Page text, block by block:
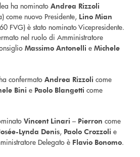
ha nominato Andrea Rizzoli
come nuovo Presidente, Lino Mian
FVG) è stato nominato Vicepresidente.
nel ruolo di Amministratore
Massimo Antonelli e Michele
confermato Andrea Rizzoli come
Bini e Paolo Blangetti come
Vincent Linari – Pierron come
Lynda Denis, Paolo Crozzoli e
Delegato è Flavio Bonomo.